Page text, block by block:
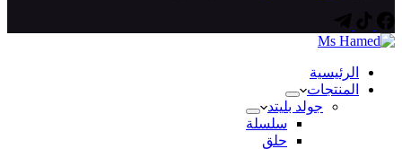
الرئيسية
المنتجات
جولد بليتد
سلسلة
حلق